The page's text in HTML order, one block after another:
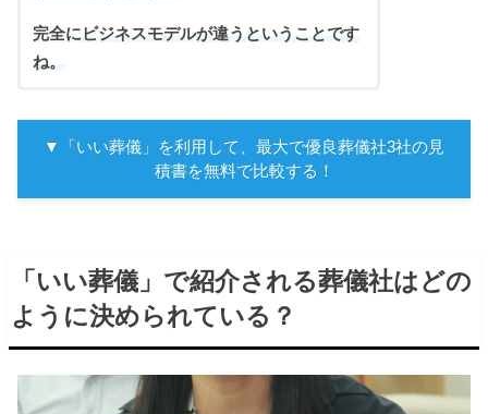
完全にビジネスモデルが違うということです
ね。
▼「いい葬儀」を利用して、最大で優良葬儀社3社の見
積書を無料で比較する！
「いい葬儀」で紹介される葬儀社はどの
ように決められている？